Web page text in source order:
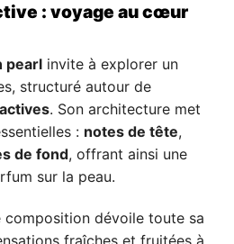
: voyage au cœur
pearl invite à explorer un
structuré autour de
. Son architecture met
: notes de tête,
de fond, offrant ainsi une
sur la peau.
composition dévoile toute sa
fraîches et fruitées à